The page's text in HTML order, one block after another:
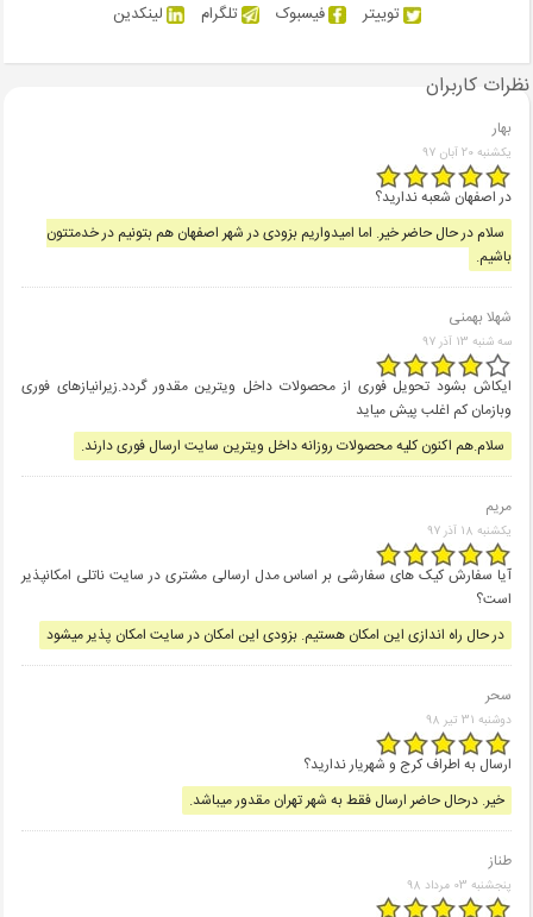
توییتر
فیسبوک تلگرام لینکدین
نظرات کاربران
بهار
یکشنبه 20 آبان 97
در اصفهان شعبه ندارید؟
سلام در حال حاضر خیر. اما امیدواریم بزودی در شهر اصفهان هم بتونیم در خدمتتون
باشیم.
شهلا بهمنی
سه شنبه 13 آذر 97
ایکاش بشود تحویل فوری از محصولات داخل ویترین مقدور گردد.زیرانیازهای فوری
وبازمان کم اغلب پیش میاید
سلام.هم اکنون کلیه محصولات روزانه داخل ویترین سایت ارسال فوری دارند.
مریم
یکشنبه 18 آذر 97
آیا سفارش کیک های سفارشی بر اساس مدل ارسالی مشتری در سایت ناتلی امکانپذیر
است؟
در حال راه اندازی این امکان هستیم. بزودی این امکان در سایت امکان پذیر میشود
سحر
دوشنبه 31 تير 98
ارسال به اطراف کرج و شهریار ندارید؟
خیر. درحال حاضر ارسال فقط به شهر تهران مقدور میباشد.
طناز
پنجشنبه 03 مرداد 98